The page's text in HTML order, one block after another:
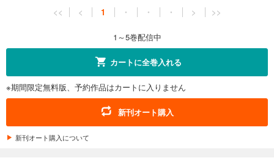
<< < 1 ・ ・ ・ > >>
1～5巻配信中
カートに全巻入れる
※期間限定無料版、予約作品はカートに入りません
新刊オート購入
新刊オート購入について